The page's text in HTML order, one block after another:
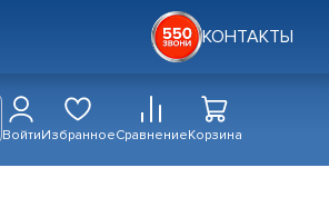
КОНТАКТЫ
ВойтиИзбранноеСравнениеКорзина